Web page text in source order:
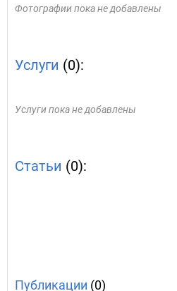
Фотографии пока не добавлены
Услуги (0):
Услуги пока не добавлены
Статьи (0):
Публикации (0)